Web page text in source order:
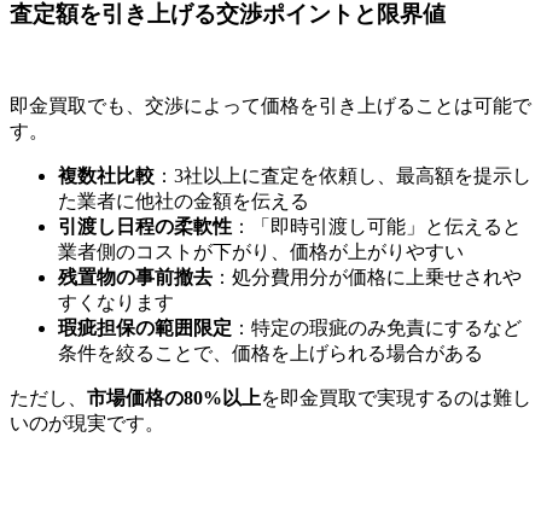
査定額を引き上げる交渉ポイントと限界値
即金買取でも、交渉によって価格を引き上げることは可能で
す。
複数社比較 ：3社以上に査定を依頼し、最高額を提示し
た業者に他社の金額を伝える
引渡し日程の柔軟性 ：「即時引渡し可能」と伝えると
業者側のコストが下がり、価格が上がりやすい
残置物の事前撤去 ：処分費用分が価格に上乗せされや
すくなります
瑕疵担保の範囲限定 ：特定の瑕疵のみ免責にするなど
条件を絞ることで、価格を上げられる場合がある
ただし、 市場価格の80%以上を即金買取で実現するのは難し
いのが現実です。